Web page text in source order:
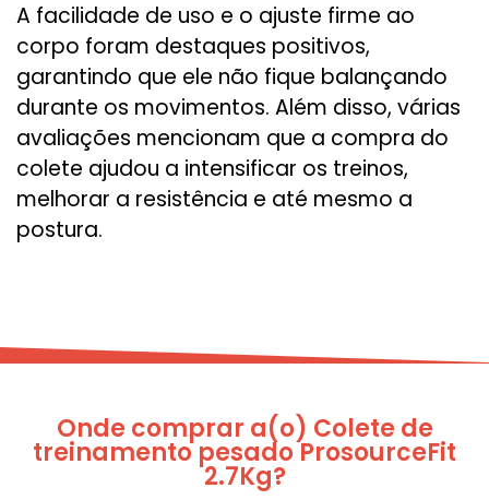
A facilidade de uso e o ajuste firme ao
corpo foram destaques positivos,
garantindo que ele não fique balançando
durante os movimentos. Além disso, várias
avaliações mencionam que a compra do
colete ajudou a intensificar os treinos,
melhorar a resistência e até mesmo a
postura.
Onde comprar a(o) Colete de
treinamento pesado ProsourceFit
2.7Kg?